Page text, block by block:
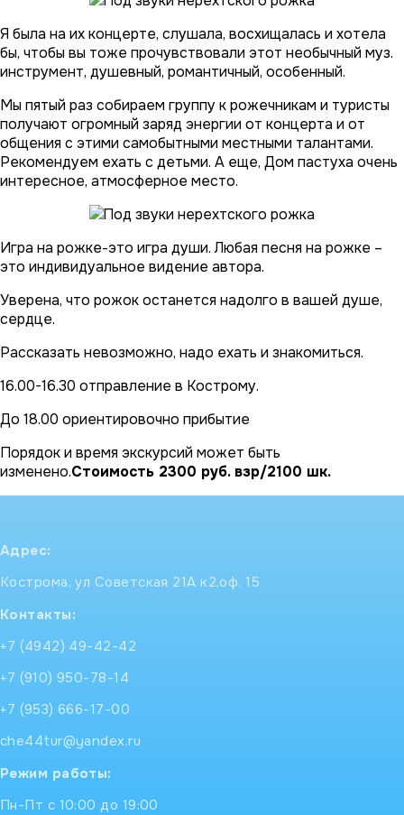
Я была на их концерте, слушала, восхищалась и хотела
бы, чтобы вы тоже прочувствовали этот необычный муз.
инструмент, душевный, романтичный, особенный.
Мы пятый раз собираем группу к рожечникам и туристы
получают огромный заряд энергии от концерта и от
общения с этими самобытными местными талантами.
Рекомендуем ехать с детьми. А еще, Дом пастуха очень
интересное, атмосферное место.
Игра на рожке-это игра души. Любая песня на рожке –
это индивидуальное видение автора.
Уверена, что рожок останется надолго в вашей душе,
сердце.
Рассказать невозможно, надо ехать и знакомиться.
16.00-16.30 отправление в Кострому.
До 18.00 ориентировочно прибытие
Порядок и время экскурсий может быть
изменено.Стоимость 2300 руб. взр/2100 шк.
Адрес:
Кострома, ул Советская 21А к2,оф. 15
Контакты:
+7 (4942) 49-42-42
+7 (910) 950-78-14
+7 (953) 666-17-00
che44tur@yandex.ru
Режим работы:
Пн-Пт с 10:00 до 19:00